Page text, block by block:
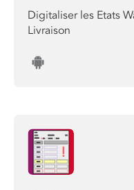
Digitaliser les Etats
Livraison